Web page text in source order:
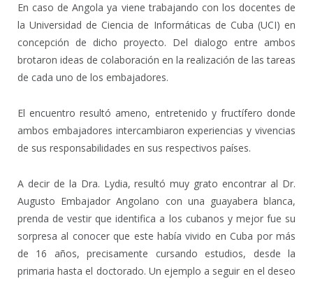
En caso de Angola ya viene trabajando con los docentes de
la Universidad de Ciencia de Informáticas de Cuba (UCI) en
concepción de dicho proyecto. Del dialogo entre ambos
brotaron ideas de colaboración en la realización de las tareas
de cada uno de los embajadores.
El encuentro resultó ameno, entretenido y fructífero donde
ambos embajadores intercambiaron experiencias y vivencias
de sus responsabilidades en sus respectivos países.
A decir de la Dra. Lydia, resultó muy grato encontrar al Dr.
Augusto Embajador Angolano con una guayabera blanca,
prenda de vestir que identifica a los cubanos y mejor fue su
sorpresa al conocer que este había vivido en Cuba por más
de 16 años, precisamente cursando estudios, desde la
primaria hasta el doctorado. Un ejemplo a seguir en el deseo